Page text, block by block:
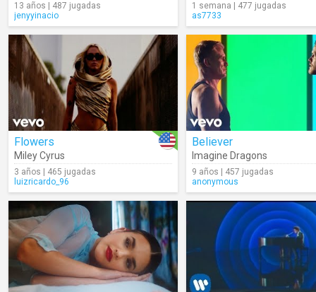
13 años | 487 jugadas
jenyyinacio
1 semana | 477 jugadas
as7733
Flowers
Miley Cyrus
3 años | 465 jugadas
luizricardo_96
Believer
Imagine Dragons
9 años | 457 jugadas
anonymous